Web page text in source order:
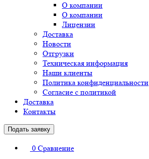
О компании
О компании
Лицензии
Доставка
Новости
Отгрузки
Техническая информация
Наши клиенты
Политика конфиденциальности
Согласие с политикой
Доставка
Контакты
Подать заявку
0 Сравнение